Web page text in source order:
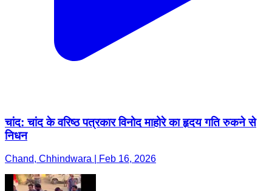
चांद: चांद के वरिष्ठ पत्रकार विनोद माहोरे का हृदय गति रुकने से
निधन
Chand, Chhindwara | Feb 16, 2026